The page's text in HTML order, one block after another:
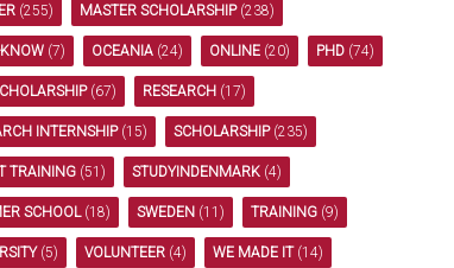
(255) MASTER SCHOLARSHIP(238)
(7) OCEANIA (24) ONLINE (20) PHD (74)
(67) RESEARCH (17)
INTERNSHIP(15) SCHOLARSHIP(235)
TRAINING (51) STUDYINDENMARK (4)
SCHOOL(18) SWEDEN (11) TRAINING (9)
(5) VOLUNTEER (4) WE MADE IT(14)